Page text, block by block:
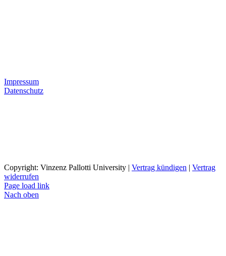
Impressum
Datenschutz
Copyright: Vinzenz Pallotti University | Vertrag kündigen | Vertrag
widerrufen
Page load link
Nach oben